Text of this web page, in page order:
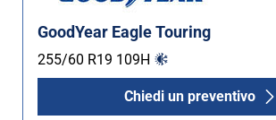
GoodYear Eagle Touring
255/60 R19 109H
Chiedi un preventivo